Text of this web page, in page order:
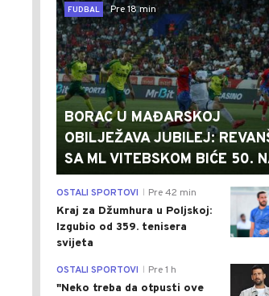
FUDBAL
Pre 18 min
BORAC U MAĐARSKOJ
OBILJEŽAVA JUBILEJ:
SA ML VITEBSKOM BIĆE 50.
OSTALI SPORTOVI Pre 42 min
Kraj za Džumhura u Poljskoj:
Izgubio od 359. tenisera
svijeta
OSTALI SPORTOVI Pre 1 h
"Neko treba da otpusti ove